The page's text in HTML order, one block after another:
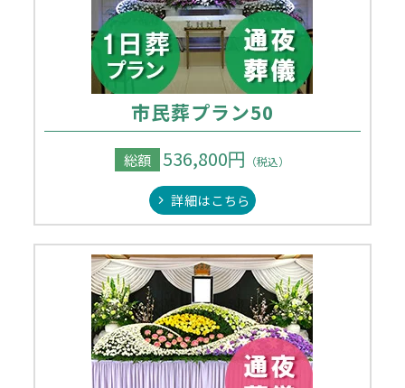
市民葬プラン50
総額 536,800円 （税込）
詳細はこちら